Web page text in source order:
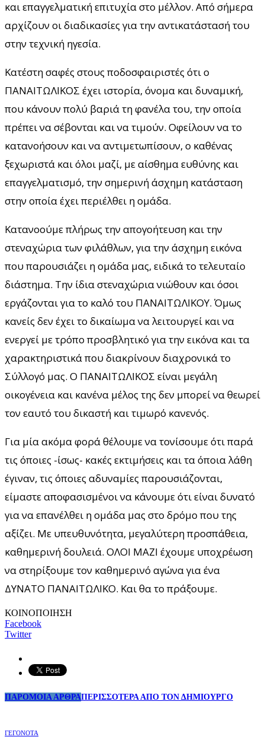
και επαγγελματική επιτυχία στο μέλλον. Από σήμερα
αρχίζουν οι διαδικασίες για την αντικατάστασή του
στην τεχνική ηγεσία.
Κατέστη σαφές στους ποδοσφαιριστές ότι ο
ΠΑΝΑΙΤΩΛΙΚΟΣ έχει ιστορία, όνομα και δυναμική,
που κάνουν πολύ βαριά τη φανέλα του, την οποία
πρέπει να σέβονται και να τιμούν. Οφείλουν να το
κατανοήσουν και να αντιμετωπίσουν, ο καθένας
ξεχωριστά και όλοι μαζί, με αίσθημα ευθύνης και
επαγγελματισμό, την σημερινή άσχημη κατάσταση
στην οποία έχει περιέλθει η ομάδα.
Κατανοούμε πλήρως την απογοήτευση και την
στεναχώρια των φιλάθλων, για την άσχημη εικόνα
που παρουσιάζει η ομάδα μας, ειδικά το τελευταίο
διάστημα. Την ίδια στεναχώρια νιώθουν και όσοι
εργάζονται για το καλό του ΠΑΝΑΙΤΩΛΙΚΟΥ. Όμως
κανείς δεν έχει το δικαίωμα να λειτουργεί και να
ενεργεί με τρόπο προσβλητικό για την εικόνα και τα
χαρακτηριστικά που διακρίνουν διαχρονικά το
Σύλλογό μας. Ο ΠΑΝΑΙΤΩΛΙΚΟΣ είναι μεγάλη
οικογένεια και κανένα μέλος της δεν μπορεί να θεωρεί
τον εαυτό του δικαστή και τιμωρό κανενός.
Για μία ακόμα φορά θέλουμε να τονίσουμε ότι παρά
τις όποιες -ίσως- κακές εκτιμήσεις και τα όποια λάθη
έγιναν, τις όποιες αδυναμίες παρουσιάζονται,
είμαστε αποφασισμένοι να κάνουμε ότι είναι δυνατό
για να επανέλθει η ομάδα μας στο δρόμο που της
αξίζει. Με υπευθυνότητα, μεγαλύτερη προσπάθεια,
καθημερινή δουλειά. ΟΛΟΙ ΜΑΖΙ έχουμε υποχρέωση
να στηρίξουμε τον καθημερινό αγώνα για ένα
ΔΥΝΑΤΟ ΠΑΝΑΙΤΩΛΙΚΟ. Και θα το πράξουμε.
ΚΟΙΝΟΠΟΙΗΣΗ
Facebook
Twitter
ΠΑΡΟΜΟΙΑ ΑΡΘΡΑΠΕΡΙΣΣΟΤΕΡΑ ΑΠΟ ΤΟΝ ΔΗΜΙΟΥΡΓΟ
ΓΕΓΟΝΟΤΑ